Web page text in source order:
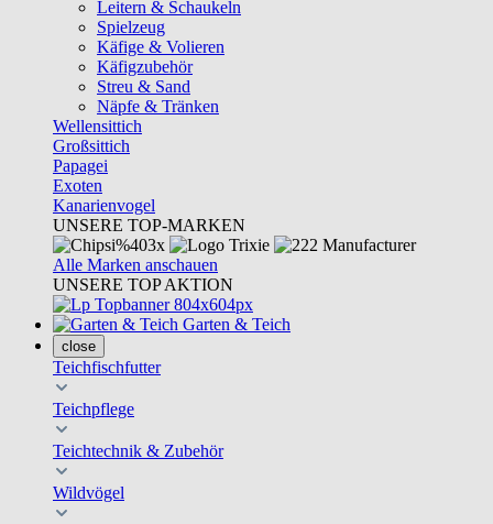
Leitern & Schaukeln
Spielzeug
Käfige & Volieren
Käfigzubehör
Streu & Sand
Näpfe & Tränken
Wellensittich
Großsittich
Papagei
Exoten
Kanarienvogel
UNSERE TOP-MARKEN
Alle Marken anschauen
UNSERE TOP AKTION
Garten & Teich
close
Teichfischfutter
Teichpflege
Teichtechnik & Zubehör
Wildvögel